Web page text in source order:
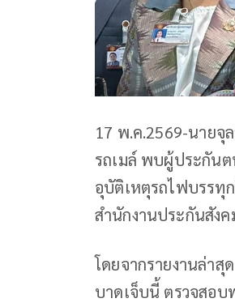
17 พ.ค.2569-นายจุ
รถเมล์ พบผู้ประกัน
อุบัติเหตุรถไฟบรรทุ
สำนักงานประกันสังค
โดยจากรายงานล่า
บาดเจ็บนี้ ตรวจสอ